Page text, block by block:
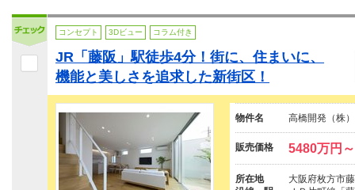
コンセプト 3Dビュー コラム付き
JR「藤阪」駅徒歩4分！街に、住まいに、
機能と美しさを追求した新街区！
物件名 高橋開発（株
販売価格 5480万円
所在地
大阪府枚方市